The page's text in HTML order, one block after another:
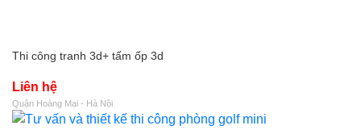
Thi công tranh 3d+ tấm ốp 3d
Liên hệ
Quận Hoàng Mai - Hà Nội